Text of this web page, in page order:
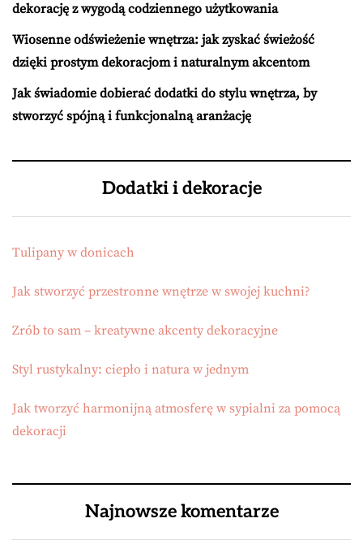
dekorację z wygodą codziennego użytkowania
Wiosenne odświeżenie wnętrza: jak zyskać świeżość
dzięki prostym dekoracjom i naturalnym akcentom
Jak świadomie dobierać dodatki do stylu wnętrza, by
stworzyć spójną i funkcjonalną aranżację
Dodatki i dekoracje
Tulipany w donicach
Jak stworzyć przestronne wnętrze w swojej kuchni?
Zrób to sam – kreatywne akcenty dekoracyjne
Styl rustykalny: ciepło i natura w jednym
Jak tworzyć harmonijną atmosferę w sypialni za pomocą
dekoracji
Najnowsze komentarze